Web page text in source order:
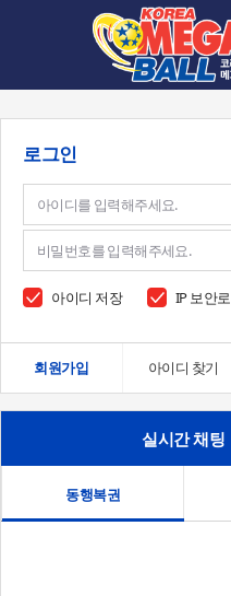
로그인
아이디 저장 IP 보안
회원가입 아이디 찾기
실시간 채팅
동행복권